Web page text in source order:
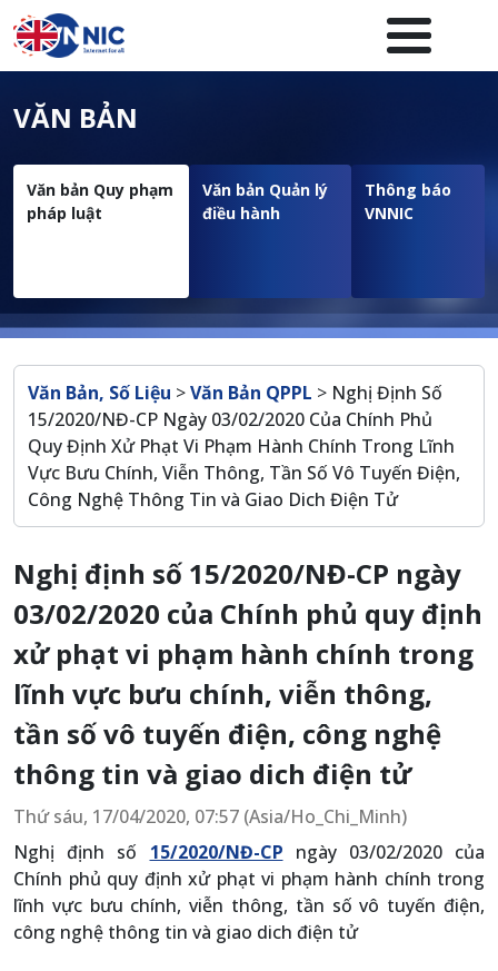
Nhảy đến nội dung
Menuheader của website
VĂN BẢN
Văn bản Quy phạm
pháp luật
Văn bản Quản lý
điều hành
Thông báo
VNNIC
Breadcrumb
Văn Bản, Số Liệu >Văn Bản QPPL > Nghị Định Số
15/2020/NĐ-CP Ngày 03/02/2020 Của Chính Phủ
Quy Định Xử Phạt Vi Phạm Hành Chính Trong Lĩnh
Vực Bưu Chính, Viễn Thông, Tần Số Vô Tuyến Điện,
Công Nghệ Thông Tin và Giao Dich Điện Tử
Nghị định số 15/2020/NĐ-CP ngày
03/02/2020 của Chính phủ quy định
xử phạt vi phạm hành chính trong
lĩnh vực bưu chính, viễn thông,
tần số vô tuyến điện, công nghệ
thông tin và giao dich điện tử
Thứ sáu, 17/04/2020, 07:57 (Asia/Ho_Chi_Minh)
Nghị định số 15/2020/NĐ-CP ngày 03/02/2020 của
Chính phủ quy định xử phạt vi phạm hành chính trong
lĩnh vực bưu chính, viễn thông, tần số vô tuyến điện,
công nghệ thông tin và giao dich điện tử